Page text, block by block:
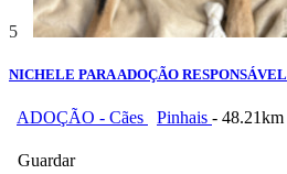
5
NICHELE PARA ADOÇÃO RESPONSÁVEL
ADOÇÃO - Cães Pinhais - 48.21km
Guardar